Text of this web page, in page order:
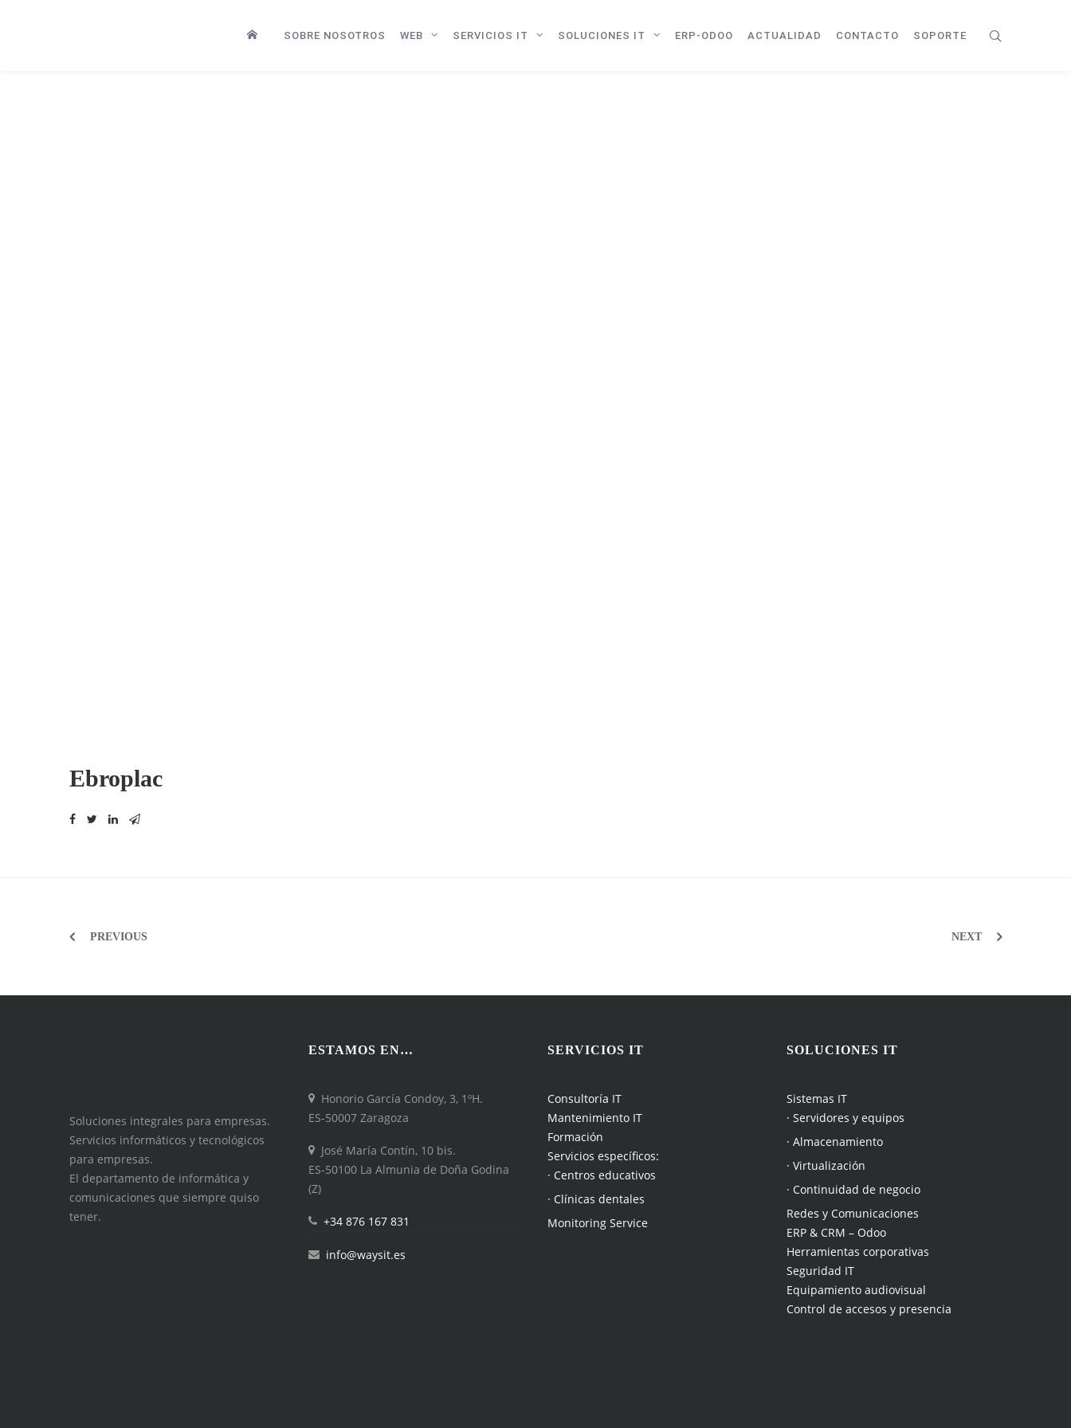
SOBRE NOSOTROS WEB SERVICIOS IT SOLUCIONES IT ERP-ODOO ACTUALIDAD CONTACTO SOPORTE
Ebroplac
Navegación
entradas
PREVIOUS NEXT
Soluciones integrales para empresas.
Servicios informáticos y tecnológicos
para empresas.
El departamento de informática y
comunicaciones que siempre quiso
tener.
ESTAMOS EN…
Honorio García Condoy, 3, 1ºH.
ES-50007 Zaragoza
José María Contín, 10 bis.
ES-50100 La Almunia de Doña Godina
(Z)
+34 876 167 831
info@waysit.es
SERVICIOS IT
Consultoría IT
Mantenimiento IT
Formación
Servicios específicos:
· Centros educativos
· Clínicas dentales
Monitoring Service
SOLUCIONES IT
Sistemas IT
· Servidores y equipos
· Almacenamiento
· Virtualización
· Continuidad de negocio
Redes y Comunicaciones
ERP & CRM – Odoo
Herramientas corporativas
Seguridad IT
Equipamiento audiovisual
Control de accesos y presencia